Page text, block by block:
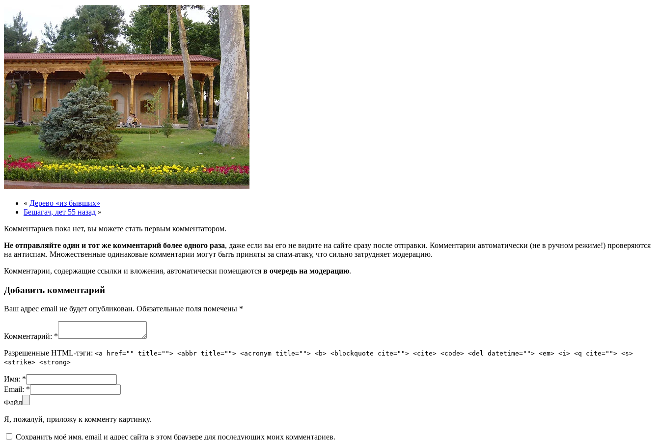
« Дерево «из бывших»
Бешагач, лет 55 назад »
Комментариев пока нет, вы можете стать первым комментатором.
Не отправляйте один и тот же комментарий более одного раза, даже если вы его не видите на сайте сразу после отправки. Комментарии автоматически (не в ручном режиме!) проверяются
на антиспам. Множественные одинаковые комментарии могут быть приняты за спам-атаку, что сильно затрудняет модерацию.
Комментарии, содержащие ссылки и вложения, автоматически помещаются в очередь на модерацию.
Добавить комментарий
Ваш адрес email не будет опубликован. Обязательные поля помечены *
Комментарий: *
Разрешенные HTML-тэги: <a href="" title=""> <abbr title=""> <acronym title=""> <b> <blockquote cite=""> <cite> <code> <del datetime=""> <em> <i> <q cite=""> <s>
<strike> <strong>
Имя: *
Email: *
Файл
Я, пожалуй, приложу к комменту картинку.
Сохранить моё имя, email и адрес сайта в этом браузере для последующих моих комментариев.